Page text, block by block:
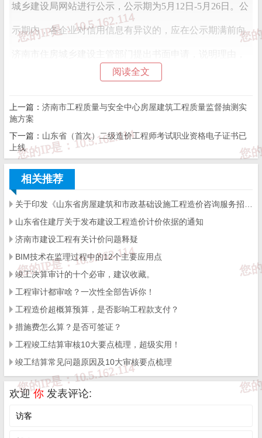
城乡建设局网站进行公示，公示期为5月12日-5月26日。公
示期内，各企业对信用信息有异议的，应在公示期满前向
并提供证明材料，由济南市城乡建设主管部门及时发送至
山东省工程建设标准造价中心进行审核更正。
标准造价站，地址： 14306号建设大厦
20楼2003室，邮编：
联系人：欧永梅，联系电话：0531-61378833
2022年度山东省工程造价咨询企业信用等级评
价优良行为信息公示
济南市住房和城乡
日
阅读全文
上一篇： 济南市工程质量与安全中心房屋建筑工程质量监督抽测实
施方案
下一篇： 山东省（首次）二级造价工程师考试职业资格电子证书已
上线
相关推荐
山东省住建厅关于发布建设工程造价计价依据的通知
济南市建设工程有关计价问题释疑
BIM技术在监理过程中的12个主要应用点
竣工决算审计的十个必审，建议收藏。
工程审计都审啥？一次性全部告诉你！
工程造价超概算预算，是否影响工程款支付？
措施费怎么算？是否可签证？
工程竣工结算审核10大要点梳理，超级实用！
竣工结算常见问题原因及10大审核要点梳理
欢迎你 发表评论: